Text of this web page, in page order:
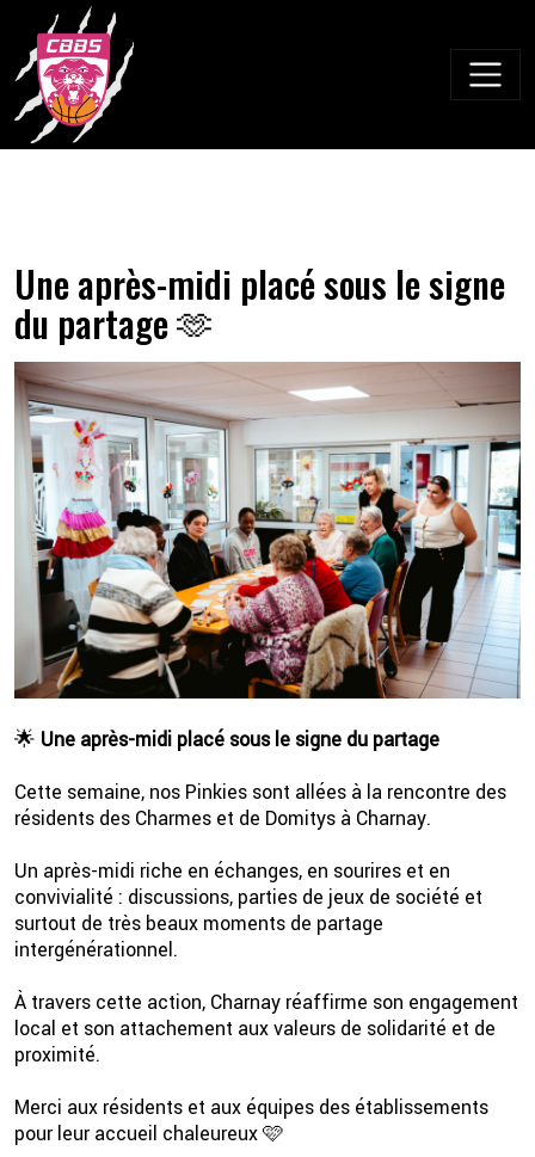
content
💦
Une après-midi placé sous le signe
du partage 🫶
🌟 Une après-midi placé sous le signe du partage
Cette semaine, nos Pinkies sont allées à la rencontre des
résidents des Charmes et de Domitys à Charnay.
Un après-midi riche en échanges, en sourires et en
convivialité : discussions, parties de jeux de société et
surtout de très beaux moments de partage
intergénérationnel.
À travers cette action, Charnay réaffirme son engagement
local et son attachement aux valeurs de solidarité et de
proximité.
Merci aux résidents et aux équipes des établissements
pour leur accueil chaleureux 🩷